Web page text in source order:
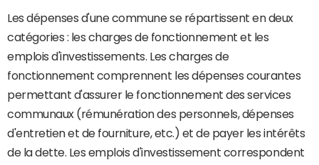
Les dépenses d'une commune se répartissent en deux
catégories : les charges de fonctionnement et les
emplois d'investissements. Les charges de
fonctionnement comprennent les dépenses courantes
permettant d'assurer le fonctionnement des services
communaux (rémunération des personnels, dépenses
d'entretien et de fourniture, etc.) et de payer les intérêts
de la dette. Les emplois d'investissement correspondent